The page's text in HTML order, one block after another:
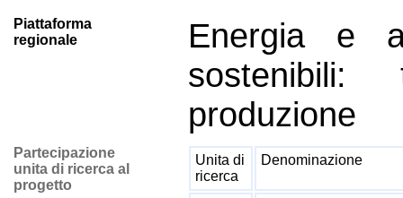
Piattaforma
regionale
Energia e
produzione
Partecipazione
unita di ricerca al
progetto
Unita di
ricerca
Denominazione